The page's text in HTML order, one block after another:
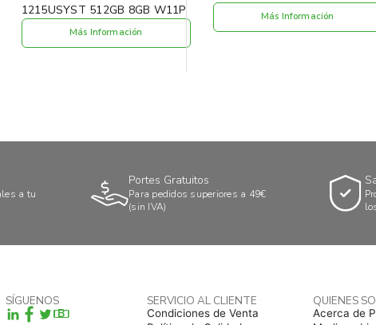
1215USYST 512GB 8GB W11P
Más Información
Más Información
a tu
Portes Gratuitos
Para pedidos superiores a 49€
(sin IVA)
SÍGUENOS
B
SERVICIO AL CLIENTE
Condiciones de Venta
QUIENES
Acerca de